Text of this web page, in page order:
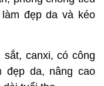
mềm huyết quản,
máu cơ tim và các
da, đen tóc, bổ
bạc tóc và kéo